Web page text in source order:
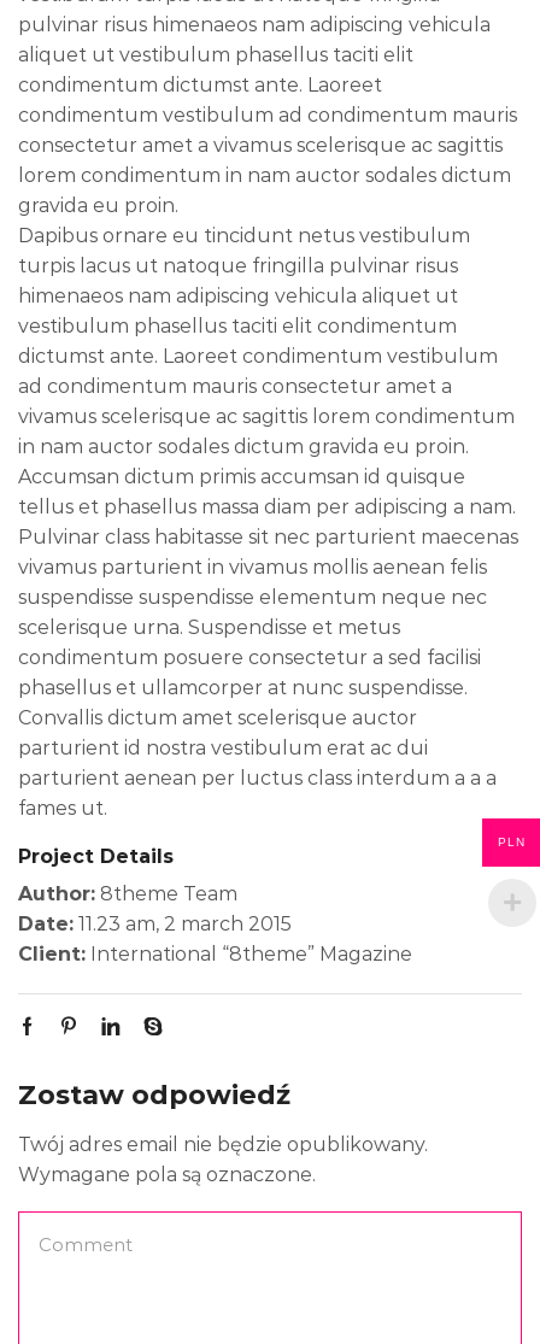
pulvinar risus himenaeos nam adipiscing vehicula
aliquet ut vestibulum phasellus taciti elit
condimentum dictumst ante. Laoreet
condimentum vestibulum ad condimentum mauris
consectetur amet a vivamus scelerisque ac sagittis
lorem condimentum in nam auctor sodales dictum
gravida eu proin.
Dapibus ornare eu tincidunt netus vestibulum
turpis lacus ut natoque fringilla pulvinar risus
himenaeos nam adipiscing vehicula aliquet ut
vestibulum phasellus taciti elit condimentum
dictumst ante. Laoreet condimentum vestibulum
ad condimentum mauris consectetur amet a
vivamus scelerisque ac sagittis lorem condimentum
in nam auctor sodales dictum gravida eu proin.
Accumsan dictum primis accumsan id quisque
tellus et phasellus massa diam per adipiscing a nam.
Pulvinar class habitasse sit nec parturient maecenas
vivamus parturient in vivamus mollis aenean felis
suspendisse suspendisse elementum neque nec
scelerisque urna. Suspendisse et metus
condimentum posuere consectetur a sed facilisi
phasellus et ullamcorper at nunc suspendisse.
Convallis dictum amet scelerisque auctor
parturient id nostra vestibulum erat ac dui
parturient aenean per luctus class interdum a a a
fames ut.
Project Details
Author: 8theme Team
Date: 11.23 am, 2 march 2015
Client: International “8theme” Magazine
Zostaw odpowiedź
Twój adres email nie będzie opublikowany.
Wymagane pola są oznaczone.
PLN